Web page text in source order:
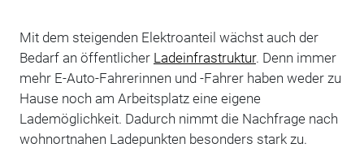
Mit dem steigenden Elektroanteil wächst auch der
Bedarf an öffentlicher Ladeinfrastruktur. Denn immer
mehr E-Auto-Fahrerinnen und -Fahrer haben weder zu
Hause noch am Arbeitsplatz eine eigene
Lademöglichkeit. Dadurch nimmt die Nachfrage nach
wohnortnahen Ladepunkten besonders stark zu.